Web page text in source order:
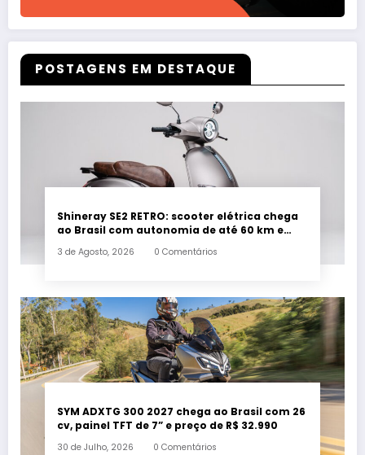
POSTAGENS EM DESTAQUE
Shineray SE2 RETRO: scooter elétrica chega
ao Brasil com autonomia de até 60 km e
3 de Agosto, 2026 0 Comentários
SYM ADXTG 300 2027 chega ao Brasil com 26
cv, painel TFT de 7” e preço de R$ 32.990
30 de Julho, 2026 0 Comentários